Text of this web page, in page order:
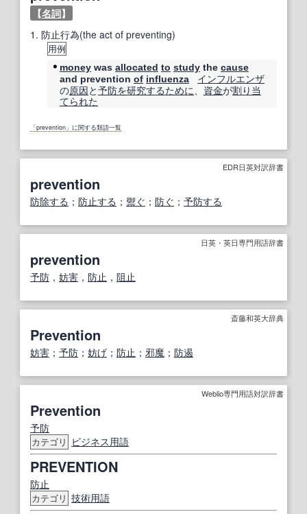
【名詞】
1. 防止行為(the act of preventing)
用例
money was allocated to study the cause
and prevention of influenza
インフルエンザ
の原因と予防を研究するために、 資金が割り当
てられた
「prevention」に関する類語一覧
EDR日英対訳辞書
prevention
防除する ； 防止する ； 禦ぐ ； 防ぐ ； 予防する
日英・英日専門用語辞書
prevention
予防 ， 妨害 ， 防止 ， 阻止
斎藤和英大辞典
Prevention
妨害 ； 予防 ； 妨げ ； 防止 ； 邪魔 ； 防遏
Weblio専門用語対訳辞書
Prevention
予防
カテゴリ ビジネス用語
PREVENTION
防止
カテゴリ 技術用語